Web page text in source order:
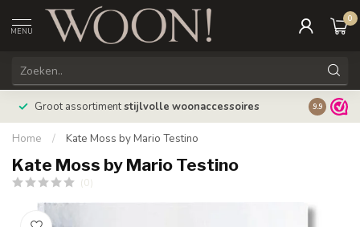
MENU
0
Groot assortimentstijlvolle woonaccessoires 9.9
Home / Kate Moss by Mario Testino
Kate Moss by Mario Testino
(0)